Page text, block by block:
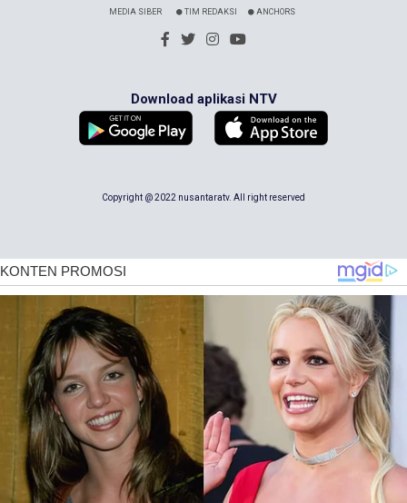
MEDIA SIBER TIM REDAKSI ANCHORS
Download aplikasi NTV
Copyright @ 2022 nusantaratv. All right reserved